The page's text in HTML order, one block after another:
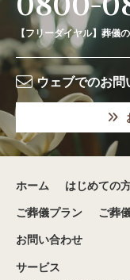
【フリーダイヤル】葬儀
ウェブでのお問
ホーム はじめての
ご葬儀プラン ご葬
お問い合わせ
サービス